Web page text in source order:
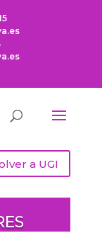
a UGI